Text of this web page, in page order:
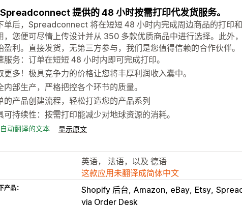
提供的 48 小时按需打印代发货服务。
单后，Spreadconnect 将在短短 48 小时内完成周边商品的打印
，您便可尽情上传设计并从 350 多款优质商品中进行选择。此外
盈利。直接发货，无第三方参与，我们是您值得信赖的合作伙伴。
服务：订单在短短 48 小时内即可完成打印。
更多！极具竞争力的价格让您将丰厚利润收入囊中。
内部生产，严格把控各个环节的质量。
的产品创建流程，轻松打造您的产品系列
可持续性：按需打印能减少对地球资源的消耗。
动翻译的文本 显示原文
英语， 法语，以及 德语
这款应用未翻译成简体中文
产品： Shopify 后台 Amazon eBay Etsy
via Order Desk